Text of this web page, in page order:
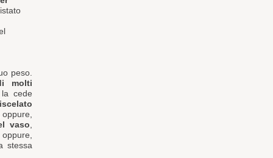
peso.
molti
cede
vaso
stessa